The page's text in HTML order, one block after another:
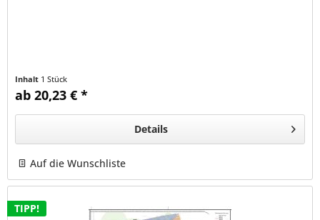
Inhalt 1 Stück
ab 20,23 € *
Details
Auf die Wunschliste
TIPP!